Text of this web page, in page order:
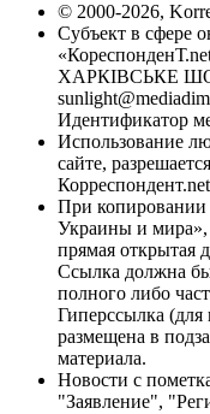
© 2000-2026,
Субъект в сфере
ХАРКІВСЬКЕ
Идентификатор
Использование
сайте,
При копировании
Украины и мира»,
прямая открытая
Ссылка должна
полного либо
Гиперссылка
размещена в
материала.
Новости с
"Заявление",